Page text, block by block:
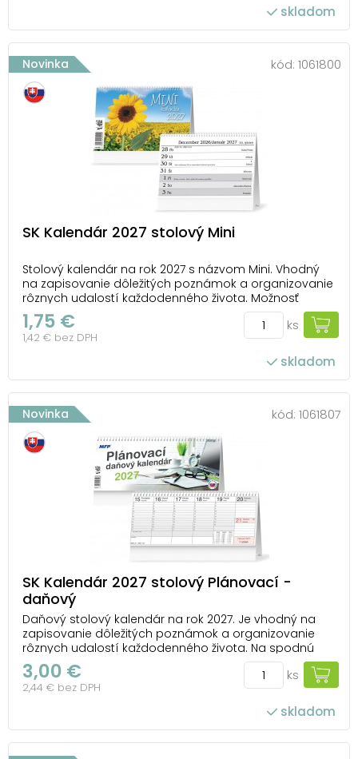
skladom
Novinka kód: 1061800
SK Kalendár 2027 stolový Mini
Stolový kalendár na rok 2027 s názvom Mini. Vhodný
na zapisovanie dôležitých poznámok a organizovanie
rôznych udalostí každodenného života. Možnosť
potlače firemného loga a textu na spodnú stranu
kalendára. TYP KALENDÁRA: stolový OBRÁZKY: bez
obrázkov, iba na titulnej strane V KALENDÁRI...
1,75 €
1,42 € bez DPH
ks
skladom
Novinka kód: 1061807
SK Kalendár 2027 stolový Plánovací -
daňový
Daňový stolový kalendár na rok 2027. Je vhodný na
zapisovanie dôležitých poznámok a organizovanie
rôznych udalostí každodenného života. Na spodnú
časť kalendára je možné umiestniť firemné logo a
vlastný text. TYP KALENDÁRA: stolový OBRÁZKY: nie sú V
KALENDÁRI NÁJDETE: - prehľad rokov 2027...
3,00 €
2,44 € bez DPH
ks
skladom